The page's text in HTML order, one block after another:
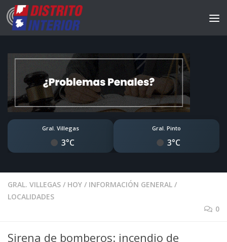
Gral. Villegas
3°C
Gral. Pinto
3°C
GRAL. VILLEGAS / HOY / INFORMACIÓN GENERAL /
LOCALIDADES
0
Sirena de bomberos: incendio de